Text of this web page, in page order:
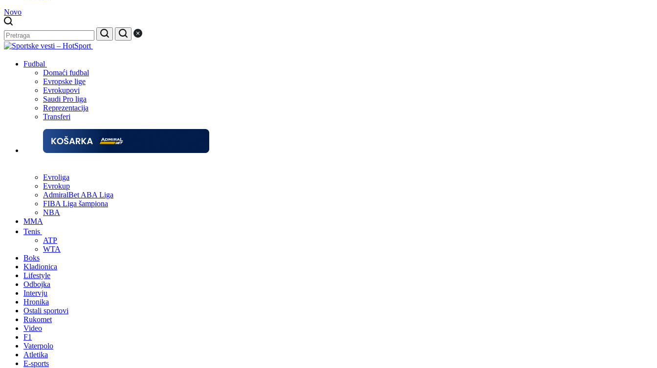
Novo
Fudbal
Domaći fudbal
Evropske lige
Evrokupovi
Saudi Pro liga
Reprezentacija
Transferi
Evroliga
Evrokup
AdmiralBet ABA Liga
FIBA Liga šampiona
NBA
MMA
Tenis
ATP
WTA
Boks
Kladionica
Lifestyle
Odbojka
Intervju
Hronika
Ostali sportovi
Rukomet
Video
F1
Vaterpolo
Atletika
E-sports